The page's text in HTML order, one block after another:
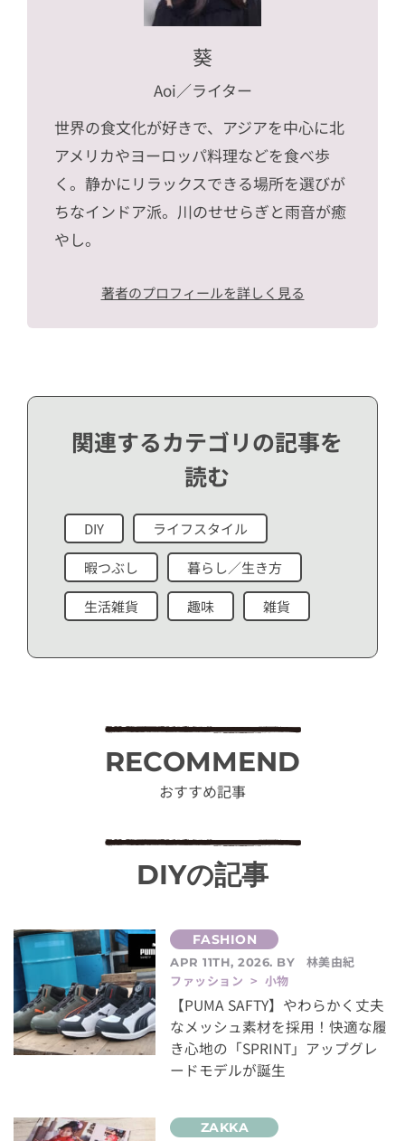
葵
Aoi／ライター
世界の食文化が好きで、アジアを中心に北
アメリカやヨーロッパ料理などを食べ歩
く。静かにリラックスできる場所を選びが
ちなインドア派。川のせせらぎと雨音が癒
やし。
著者のプロフィールを詳しく見る
関連するカテゴリの記事を
読む
DIY ライフスタイル
暇つぶし 暮らし／生き方
生活雑貨 趣味 雑貨
RECOMMEND
おすすめ記事
DIYの記事
APR 11TH, 2026. BY
林美由紀
ファッション > 小物
【PUMA SAFTY】やわらかく丈夫
なメッシュ素材を採用！快適な履
き心地の「SPRINT」アップグレ
ードモデルが誕生